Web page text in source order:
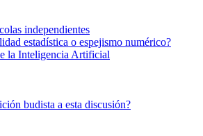
independientes
estadística o espejismo numérico?
la Inteligencia Artificial
budista a esta discusión?